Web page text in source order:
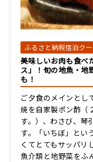
ふるさと納税宿泊ク
美味しいお肉も食べ
ス」！旬の地魚・地
も！
ご夕食のメインとし
焼を自家製ポン酢（
す。）、わさび、琴
す。「いちぼ」とい
くてとてもサッパリ
魚介類と地野菜をふ